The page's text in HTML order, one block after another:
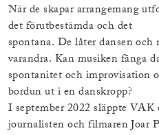
När de skapar arrangemang
det förutbestämda och det
spontana. De låter dansen och
varandra. Kan musiken fånga
spontanitet och improvisation
bordun ut i en danskropp?
I september 2022 släppte
journalisten och filmaren Joar